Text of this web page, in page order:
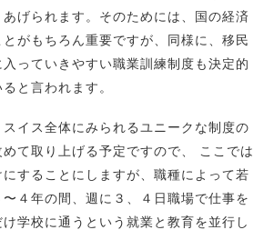
げられます。そのためには、国の経済
がもちろん重要ですが、同様に、移民
っていきやすい職業訓練制度も決定的
と言われます。
イス全体にみられるユニークな制度の
て取り上げる予定ですので、 ここでは
することにしますが、職種によって若
４年の間、週に３、４日職場で仕事を
学校に通うという就業と教育を並行し